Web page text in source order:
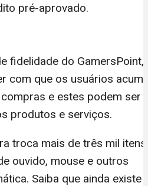
pré-aprovado.
fidelidade do GamersPoint,
com que os usuários
e estes podem ser
produtos e serviços.
troca mais de três mil itens,
ouvido, mouse e outros
Saiba que ainda existe